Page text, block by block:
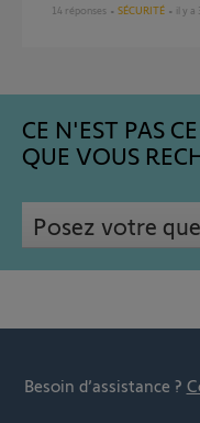
14 réponses SÉCURITÉ il y
CE N'EST PAS CE
QUE VOUS
Posez votre
Besoin d’assistance ?